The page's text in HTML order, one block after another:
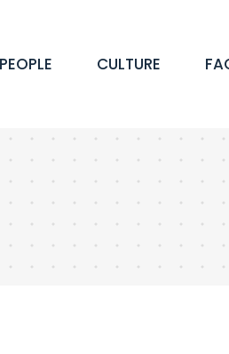
PEOPLE CULTURE